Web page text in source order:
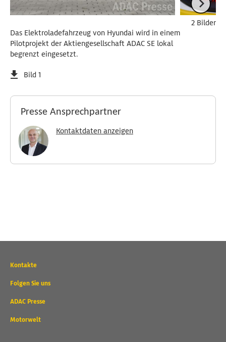
Das Elektroladefahrzeug von Hyundai wird in einem
Pilotprojekt der Aktiengesellschaft ADAC SE lokal
begrenzt eingesetzt.
Bild 1
2 Bilder
Presse Ansprechpartner
Kontaktdaten anzeigen
Wichtige
und
Links
Kontakte
Folgen Sie uns
ADAC Presse
Motorwelt